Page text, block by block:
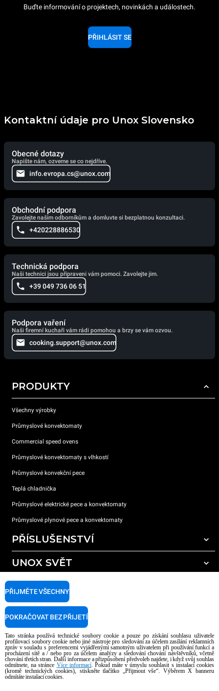
Buďte informování o projektech, novinkách a událostech.
PŘIHLÁSIT SE
Kontaktní údaje pro Unox Slovensko
Obecné dotazy
Napište nám, ozveme se co nejdříve.
info.evropa.cs@unox.com
Obchodní podpora
Zavolejte našim odborníkům a domluvte si bezplatnou konzultaci.
+420228886530
Technická podpora
Naši technici jsou připraveni vám pomoci. Zavolejte jim.
+39 049 736 06 51
Podpora vaření
Naši firemní kuchaři vám rádi pomohou a brzy se vám ozvou.
cooking.support@unox.com
PRODUKTY
Všechny výrobky
Průmyslové konvektomaty
Commercial speed ovens
Průmyslové konvektomaty s vlhkostí
Průmyslové konvekční pece
Teplá chladnička
Průmyslové elektrické pece a konvektomaty
Průmyslové plynové pece a konvektomaty
PŘÍSLUŠENSTVÍ
Všechna příslušenství
Čisticí prostředky pro ruční mytí
Úprava vody pryskyřičnými filtry
Úprava vody reverzní osmózou
UNOX SVĚT
Naše pobočky po celém světě
PODPORA
Najděte Servisní Střediska
Copyright 2026 UNOX S.p.A. Všechna práva vyhrazena. Reg. Imp. Padova n °
04230750285 - REA Padova 372835 - Cap. Soc. 5.000.000 € iv - P.IVA / CF
04230750285 - IT WEEE Reg. No. IT08020000000377
AI Content Disclaimer Privacy policy Cookie policy
Tato stránka používá technické soubory cookie a pouze po získání souhlasu uživatele
profilovací soubory cookie nebo jiné nástroje pro sledování za účelem zasílání reklamních
zpráv v souladu s preferencemi vyjádřenými samotným uživatelem při používání funkcí a
procházení sítě a / nebo pro za účelem analýzy a sledování chování návštěvníků, včetně
chování třetích stran. Další informace a přizpůsobení předvoleb najdete, i když svůj souhlas
odmítnete, na stránce Více informací. Pokud máte v úmyslu souhlasit s instalací cookies
(kromě technických cookies), stiskněte tlačítko „Přijmout vše“. Výběrem X banneru
odmítáte instalaci cookies.
PŘIJMĚTE VŠECHNY
POKRAČOVAT BEZ PŘIJETÍ